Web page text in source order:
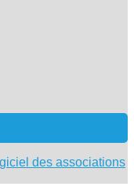
des associations